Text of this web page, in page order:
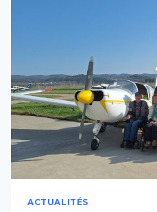
ACTUALITÉS